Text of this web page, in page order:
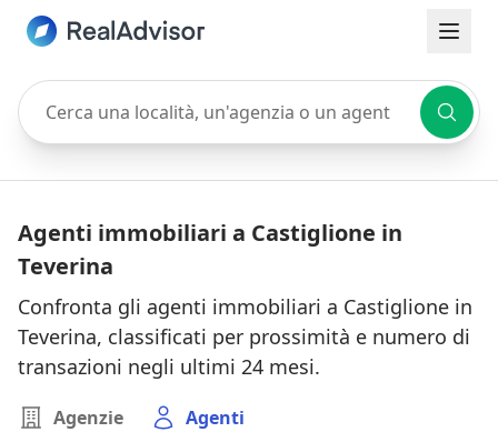
Cerca una località, un'agenzia o un agente
Agenti immobiliari a Castiglione in
Teverina
Confronta gli agenti immobiliari a Castiglione in
Teverina, classificati per prossimità e numero di
transazioni negli ultimi 24 mesi.
Agenzie Agenti